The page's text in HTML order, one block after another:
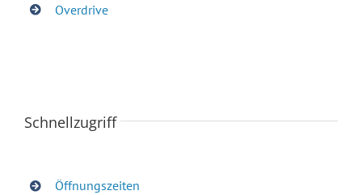
Overdrive
Schnellzugriff
Öffnungszeiten